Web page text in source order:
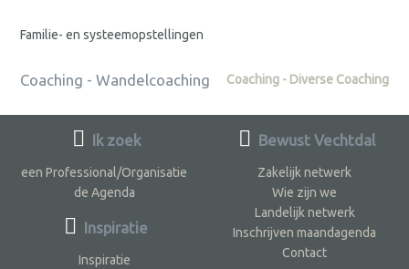
Familie- en systeemopstellingen
Coaching - Wandelcoaching Coaching - Diverse Coaching
Ik zoek
een Professional/Organisatie
de Agenda
Inspiratie
Inspiratie
Bewust Vechtdal
Zakelijk netwerk
Wie zijn we
Landelijk netwerk
Inschrijven maandagenda
Contact